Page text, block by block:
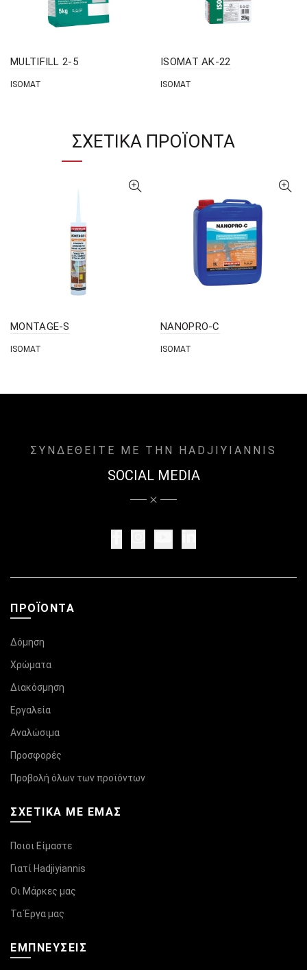
MULTIFILL 2-5
ISOMAT
ISOMAT AK-22
ISOMAT
ΣΧΕΤΙΚΆ ΠΡΟΪΌΝΤΑ
MONTAGE-S
ISOMAT
NANOPRO-C
ISOMAT
ΣΥΝΔΕΘΕΙΤΕ ΜΕ ΤΗΝ HADJIYIANNIS
SOCIAL MEDIA
ΠΡΟΪΌΝΤΑ
Δόμηση
Χρώματα
Διακόσμηση
Εργαλεία
Αναλώσιμα
Προσφορές
Προβολή όλων των προϊόντων
ΣΧΕΤΙΚΆ ΜΕ ΕΜΑΣ
Ποιοι Είμαστε
Γιατί Hadjiyiannis
Οι Μάρκες μας
Τα Έργα μας
ΕΜΠΝΕΥΣΕΙΣ